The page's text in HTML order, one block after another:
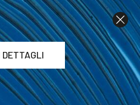
DETTAGLI